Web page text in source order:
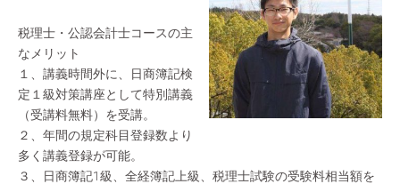
税理士・公認会計士コースの主
なメリット
１、講義時間外に、日商簿記検
定１級対策講座として特別講義
（受講料無料）を受講。
２、年間の規定科目登録数より
多く講義登録が可能。
３、日商簿記1級、全経簿記上級、税理士試験の受験料相当額を